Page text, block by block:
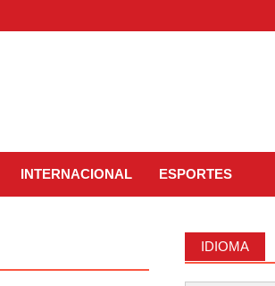
INTERNACIONAL ESPORTES
IDIOMA